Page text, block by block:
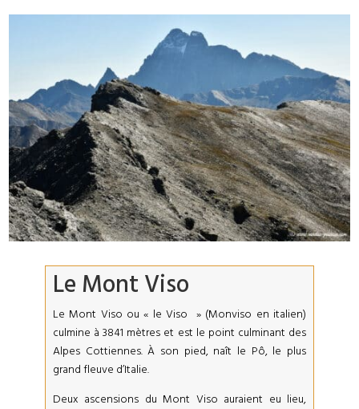
Le Mont Viso
Le Mont Viso ou « le Viso » (Monviso en italien)
culmine à 3841 mètres et est le point culminant des
Alpes Cottiennes. À son pied, naît le Pô, le plus
grand fleuve d’Italie.
Deux ascensions du Mont Viso auraient eu lieu,